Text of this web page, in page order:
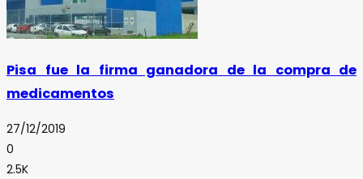
Pisa fue la firma ganadora de la compra de
medicamentos
27/12/2019
0
2.5K